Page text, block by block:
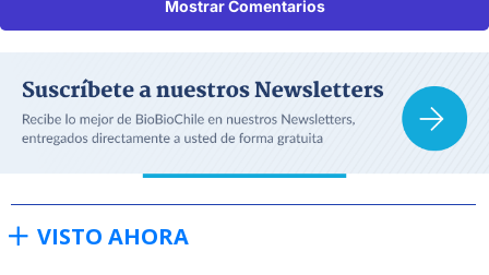
Mostrar Comentarios
VISTO AHORA